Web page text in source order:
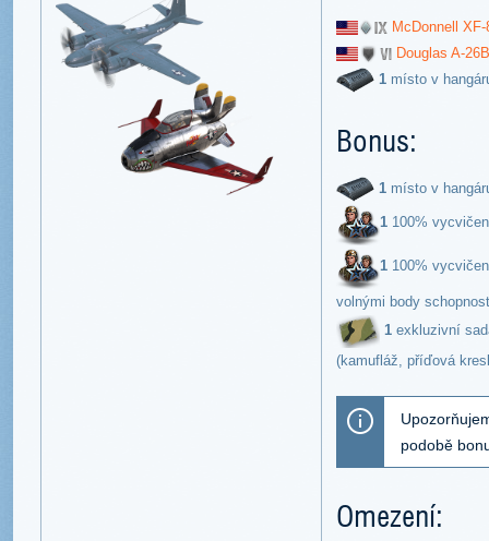
McDonnell
Douglas A-
1 místo v
Bonus:
1 místo v
1 100%
1 100%
volnými body
1 exkluzivní
(kamufláž, příďová
podobě
Omezení: